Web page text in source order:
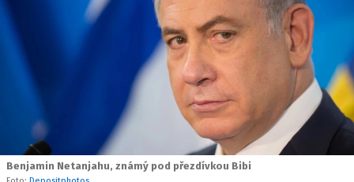
Benjamin Netanjahu, známý pod přezdívkou Bibi